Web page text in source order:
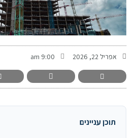
אפריל 22, 2026 9:00 am
תוכן עניינים